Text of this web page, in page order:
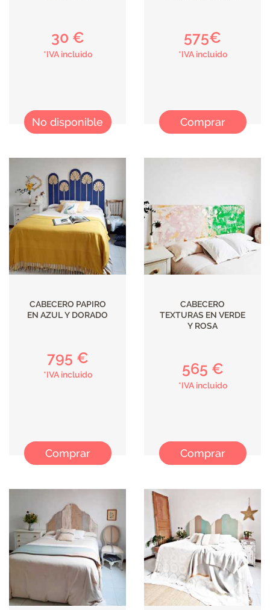
30 €
*IVA incluido
No disponible
575€
*IVA incluido
Comprar
CABECERO PAPIRO
EN AZUL Y DORADO
795 €
*IVA incluido
Comprar
CABECERO
TEXTURAS EN VERDE
Y ROSA
565 €
*IVA incluido
Comprar